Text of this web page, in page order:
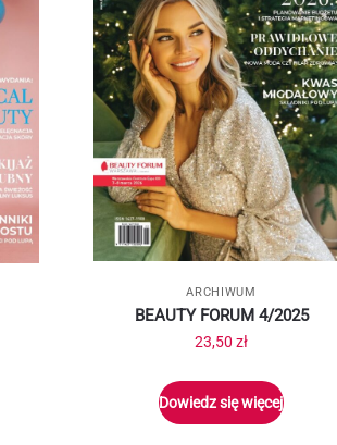
ARCHIWUM
BEAUTY FORUM 4/2025
23,50 zł
Dowiedz się więcej